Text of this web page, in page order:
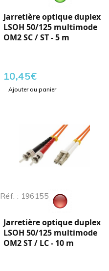
Jarretière optique duplex
LSOH 50/125 multimode
OM2 SC / ST - 5 m
10,45€
Ajouter au panier
Réf. : 196155
Jarretière optique duplex
LSOH 50/125 multimode
OM2 ST / LC - 10 m